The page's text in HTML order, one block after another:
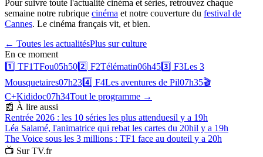
Pour suivre toute l'actualité cinéma et séries, retrouvez chaque
semaine notre rubrique cinéma et notre couverture du festival de
Cannes. Le cinéma français vit, et bien.
← Toutes les actualitésPlus surculture
En ce moment
1️⃣ TF1TFou05h502️⃣ F2Télématin06h453️⃣ F3Les 3
Mousquetaires07h234️⃣ F4Les aventures de Pil07h35🎬
C+Kididoc07h34Tout le programme →
📰 À lire aussi
Rentrée 2026 : les 10 séries les plus attenduesil y a 19h
Léa Salamé, l'animatrice qui rebat les cartes du 20hil y a 19h
The Voice sous les 3 millions : TF1 face au douteil y a 20h
📺 Sur TV.fr